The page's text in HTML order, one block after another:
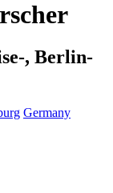
, Berlin-
Germany